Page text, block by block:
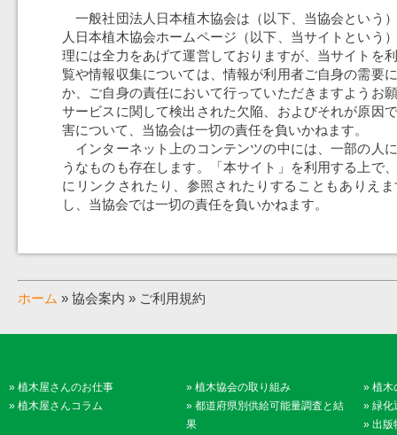
一般社団法人日本植木協会は（以下、当協会という
人日本植木協会ホームページ（以下、当サイトという
理には全力をあげて運営しておりますが、当サイトを
覧や情報収集については、情報が利用者ご自身の需要
か、ご自身の責任において行っていただきますようお
サービスに関して検出された欠陥、およびそれが原因
害について、当協会は一切の責任を負いかねます。
インターネット上のコンテンツの中には、一部の人
うなものも存在します。「本サイト」を利用する上で
にリンクされたり、参照されたりすることもありえ
し、当協会では一切の責任を負いかねます。
ホーム » 協会案内 » ご利用規約
» 植木屋さんのお仕事
» 植木屋さんコラム
» 植木協会の取り組み
» 都道府県別供給可能量調査と結
果
» 植木
» 緑化
» 出版